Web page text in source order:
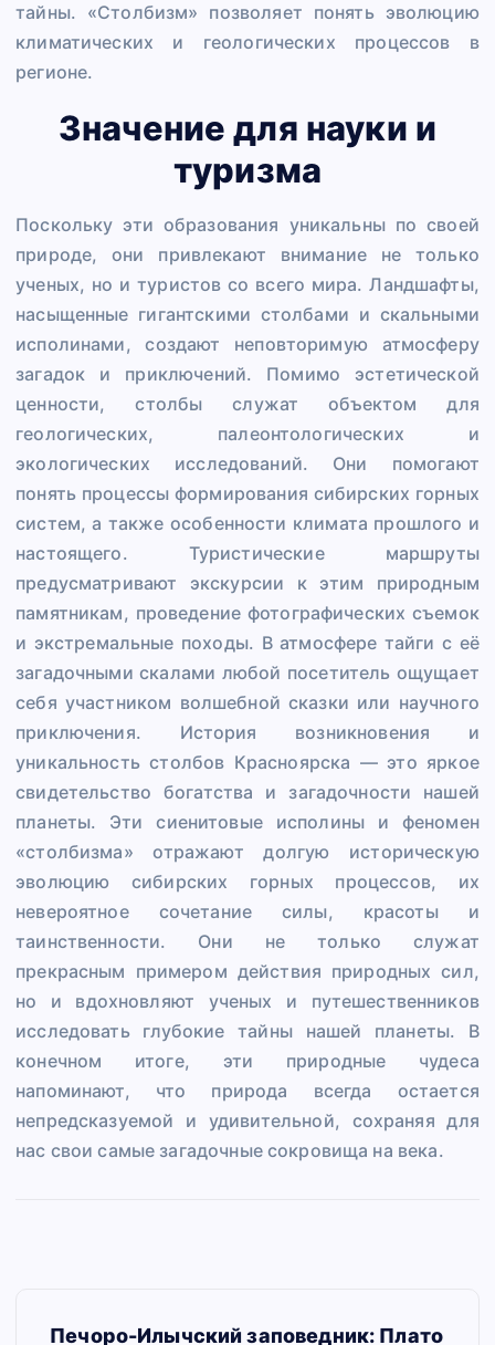
тайны. «Столбизм» позволяет понять эволюцию
климатических и геологических процессов в
регионе.
Значение для науки и
туризма
Поскольку эти образования уникальны по своей
природе, они привлекают внимание не только
ученых, но и туристов со всего мира. Ландшафты,
насыщенные гигантскими столбами и скальными
исполинами, создают неповторимую атмосферу
загадок и приключений. Помимо эстетической
ценности, столбы служат объектом для
геологических, палеонтологических и
экологических исследований. Они помогают
понять процессы формирования сибирских горных
систем, а также особенности климата прошлого и
настоящего. Туристические маршруты
предусматривают экскурсии к этим природным
памятникам, проведение фотографических съемок
и экстремальные походы. В атмосфере тайги с её
загадочными скалами любой посетитель ощущает
себя участником волшебной сказки или научного
приключения. История возникновения и
уникальность столбов Красноярска — это яркое
свидетельство богатства и загадочности нашей
планеты. Эти сиенитовые исполины и феномен
«столбизма» отражают долгую историческую
эволюцию сибирских горных процессов, их
невероятное сочетание силы, красоты и
таинственности. Они не только служат
прекрасным примером действия природных сил,
но и вдохновляют ученых и путешественников
исследовать глубокие тайны нашей планеты. В
конечном итоге, эти природные чудеса
напоминают, что природа всегда остается
непредсказуемой и удивительной, сохраняя для
нас свои самые загадочные сокровища на века.
Печоро-Илычский заповедник: Плато